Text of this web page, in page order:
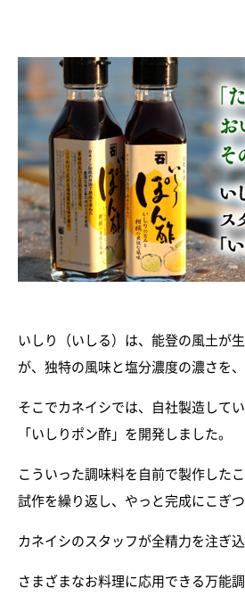
いしり（いしる）は、能登の風土が
が、独特の風味と塩分濃度の濃さを
そこでカネイシでは、自社製造して
「いしりポン酢」を開発しました。
こういった調味料を自前で製作した
試作を繰り返し、やっと完成にこぎ
カネイシのスタッフが全精力を注ぎ
さまざまなお料理に応用できる万能